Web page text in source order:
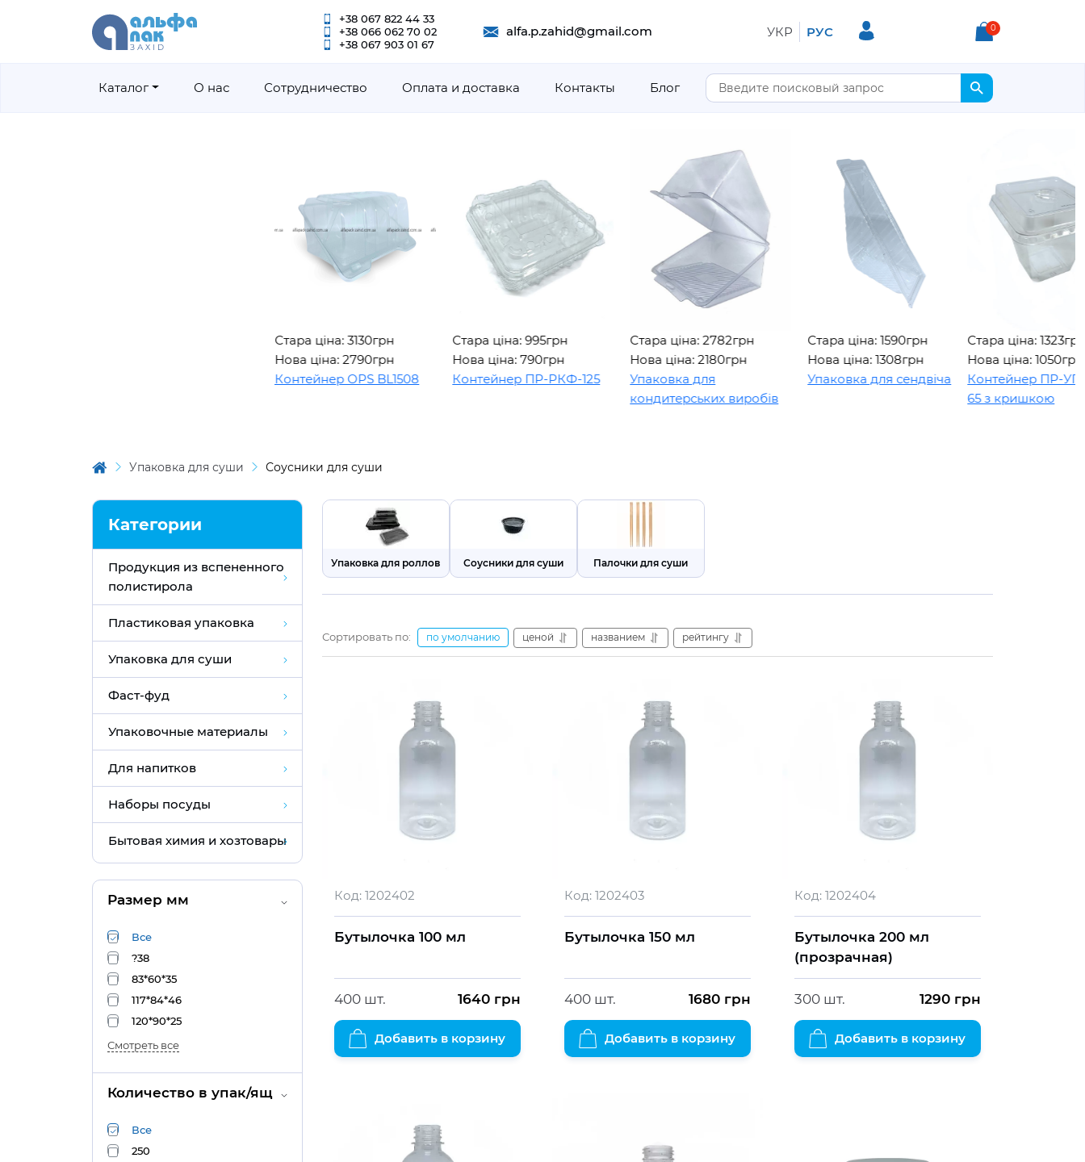
+38 067 822 44 33
+38 066 062 70 02
+38 067 903 01 67
alfa.p.zahid@gmail.com УКР РУС 0
Каталог О нас Сотрудничество Оплата и доставка Контакты Блог
Стара ціна: 3130грн
Нова ціна: 2790грн
Контейнер OPS BL1508
Стара ціна: 995грн
Нова ціна: 790грн
Контейнер ПР-РКФ-125
Стара ціна: 2782грн
Нова ціна: 2180грн
Упаковка для
кондитерських виробів
Стара ціна: 1590грн
Нова ціна: 1308грн
Упаковка для сендвіча
Стара ціна: 1323грн
Нова ціна: 1050грн
Контейнер ПР-УП-109 х
65 з кришкою
Упаковка для суши Соусники для суши
Категории
Продукция из вспененного
полистирола
Пластиковая упаковка
Упаковка для суши
Фаст-фуд
Упаковочные материалы
Для напитков
Наборы посуды
Бытовая химия и хозтовары
Размер мм
Все
?38
83*60*35
117*84*46
120*90*25
Смотреть все
Количество в упак/ящ
Все
250
Упаковка для роллов Соусники для суши Палочки для суши
Сортировать по: по умолчанию ценой названием рейтингу
Код: 1202402
Бутылочка 100 мл
400 шт. 1640 грн
Добавить в корзину
Код: 1202403
Бутылочка 150 мл
400 шт. 1680 грн
Добавить в корзину
Код: 1202404
Бутылочка 200 мл
(прозрачная)
300 шт. 1290 грн
Добавить в корзину